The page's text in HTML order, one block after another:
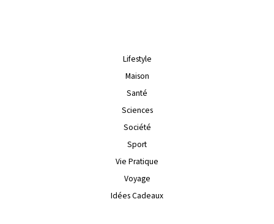
Lifestyle
Maison
Santé
Sciences
Société
Sport
Vie Pratique
Voyage
Idées Cadeaux